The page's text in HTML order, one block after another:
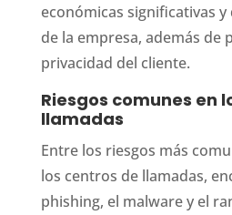
económicas significativas
de la empresa, además de
privacidad del cliente.
Riesgos comunes en
llamadas
Entre los riesgos más
los centros de llamadas,
phishing, el malware y el